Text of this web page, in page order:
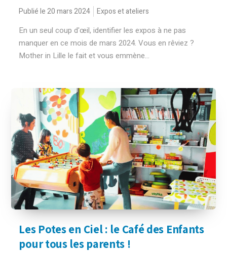
Publié le 20 mars 2024 Expos et ateliers
En un seul coup d'œil, identifier les expos à ne pas
manquer en ce mois de mars 2024. Vous en rêviez ?
Mother in Lille le fait et vous emmène...
Les Potes en Ciel : le Café des Enfants
pour tous les parents !